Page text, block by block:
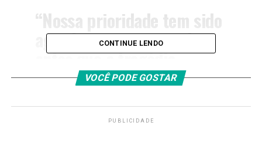
“Nossa prioridade tem sido
agir de forma integrada
antes que a tragédia
aconteça, garantindo mais
famílias goianas. Agora,
CONTINUE LENDO
VOCÊ PODE GOSTAR
PUBLICIDADE